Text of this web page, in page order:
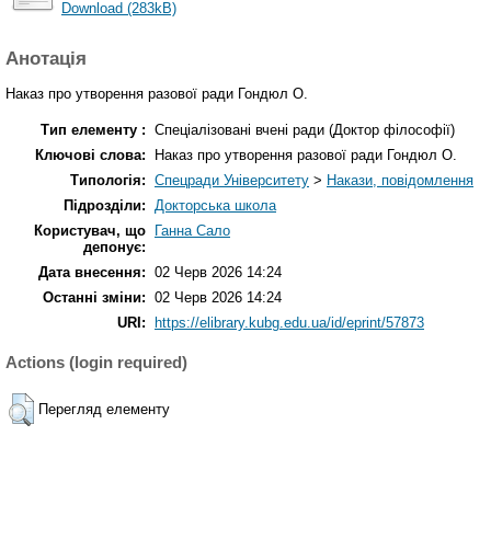
Download (283kB)
Анотація
Наказ про утворення разової ради Гондюл О.
Тип елементу : Спеціалізовані вчені ради (Доктор філософії)
Ключові слова:
Наказ про утворення разової ради Гондюл О.
Типологія: Спецради Університету > Накази, повідомлення
Підрозділи: Докторська школа
Користувач, що
депонує:
Ганна Сало
Дата внесення: 02 Черв 2026 14:24
Останні зміни: 02 Черв 2026 14:24
URI:
https://elibrary.kubg.edu.ua/id/eprint/57873
Actions (login required)
Перегляд елементу